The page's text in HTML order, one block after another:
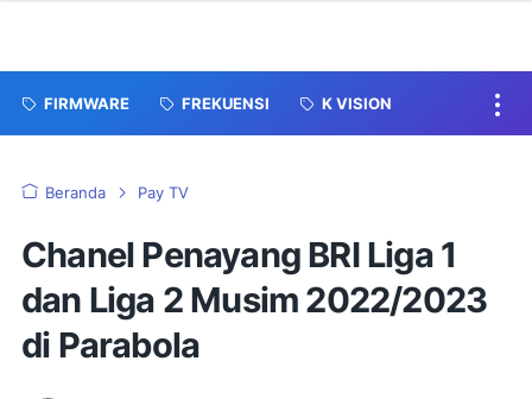
FIRMWARE FREKUENSI K VISION
Beranda Pay TV
Chanel Penayang BRI Liga 1
dan Liga 2 Musim 2022/2023
di Parabola